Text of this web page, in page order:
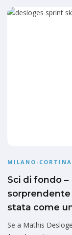
MILANO-
Sci di fondo
sorprendente
stata come
Se a Mathis